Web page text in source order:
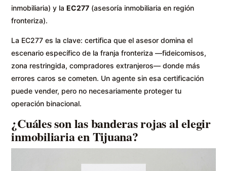
inmobiliaria) y laEC277 (asesoría inmobiliaria en región
fronteriza).
La EC277 es la clave: certifica que el asesor domina el
escenario específico de la franja fronteriza —fideicomisos,
zona restringida, compradores extranjeros— donde más
errores caros se cometen. Un agente sin esa certificación
puede vender, pero no necesariamente proteger tu
operación binacional.
¿Cuáles son las banderas rojas al elegir
inmobiliaria en Tijuana?